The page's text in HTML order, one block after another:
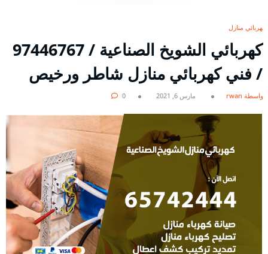
كهربائي منازل
كهربائي الشويخ الصناعية / 97446767
/ فني كهربائي منازل شاطر ورخيص
بواسطة rwan مارس 6, 2021 0